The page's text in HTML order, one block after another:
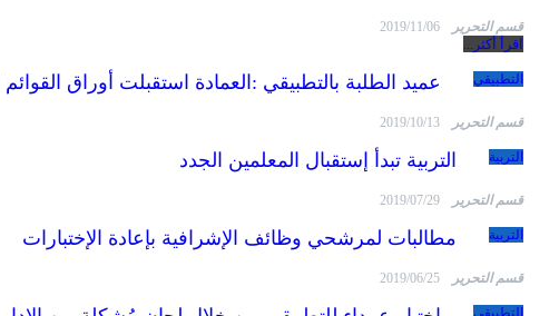
قسم التحرير 2019/11/06
اقرأ أكثر...
التطبيقي عميد الطلبة بالتطبيقي :العمادة استقبلت أوراق
قسم التحرير 2019/10/13
التربية التربية تبدأ إستقبال المعلمين الجدد
قسم التحرير 2019/07/29
التربية مطالبات لمرشحي وظائف الإشرافية بإعادة الإختبارات
قسم التحرير 2019/06/25
التطبيقي